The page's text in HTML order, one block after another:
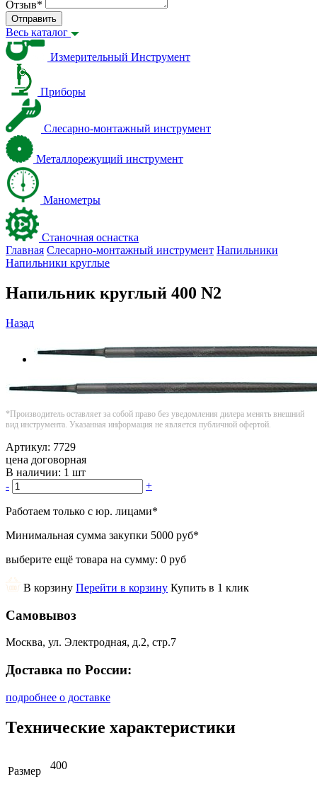
Отзыв*
Отправить
Весь каталог
Измерительный Инструмент
Приборы
Слесарно-монтажный инструмент
Металлорежущий инструмент
Манометры
Станочная оснастка
Главная Слесарно-монтажный инструмент Напильники
Напильники круглые
Напильник круглый 400 N2
Назад
*Производитель оставляет за собой право без уведомления дилера менять внешний
вид инструмента. Указанная информация не является публичной офертой.
Артикул: 7729
цена договорная
В наличии: 1 шт
-
+
Работаем только с юр. лицами*
Минимальная сумма закупки 5000 руб*
выберите ещё товара на сумму: 0 руб
В корзину Перейти в корзину Купить в 1 клик
Самовывоз
Москва, ул. Электродная, д.2, стр.7
Доставка по России:
подробнее о доставке
Технические характеристики
Размер 400